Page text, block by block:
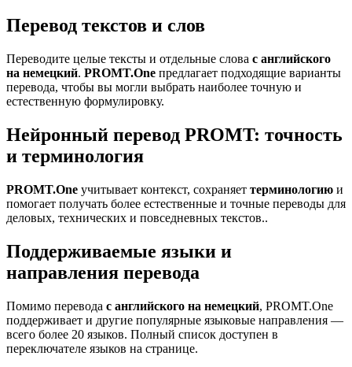
Перевод текстов и слов
Переводите целые тексты и отдельные слова с английского
на немецкий. PROMT.One предлагает подходящие варианты
перевода, чтобы вы могли выбрать наиболее точную и
естественную формулировку.
Нейронный перевод PROMT: точность
и терминология
PROMT.One учитывает контекст, сохраняет терминологию и
помогает получать более естественные и точные переводы для
деловых, технических и повседневных текстов..
Поддерживаемые языки и
направления перевода
Помимо перевода с английского на немецкий, PROMT.One
поддерживает и другие популярные языковые направления —
всего более 20 языков. Полный список доступен в
переключателе языков на странице.